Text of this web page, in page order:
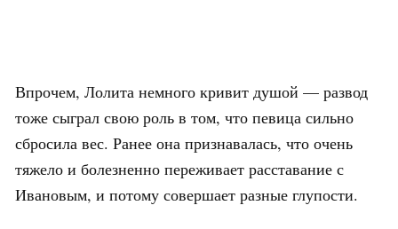
Впрочем, Лолита немного кривит душой — развод
тоже сыграл свою роль в том, что певица сильно
сбросила вес. Ранее она признавалась, что очень
тяжело и болезненно переживает расставание с
Ивановым, и потому совершает разные глупости.